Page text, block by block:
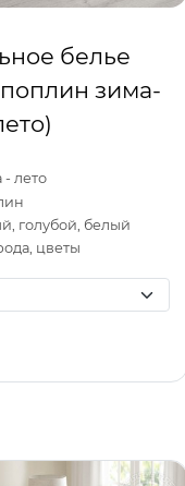
белье
зима-
- лето
голубой, белый
цветы